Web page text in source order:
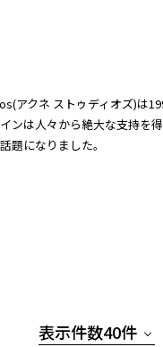
アクネ ストゥディオズ)は
ンは人々から絶大な支持を
題になりました。
表示件数40件